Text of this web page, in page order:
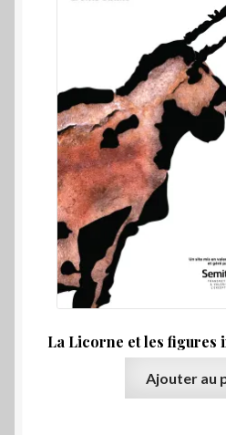
La Licorne et les figures
Ajouter au